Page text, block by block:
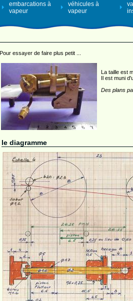
embarcations à
vapeur
véhicules à
vapeur
Pour essayer de faire plus petit ...
La taille est
Il est muni
Des plans
le diagramme